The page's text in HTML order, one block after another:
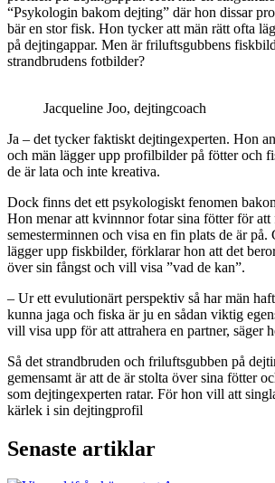
“Psykologin bakom dejting” där hon dissar
bär en stor fisk. Hon tycker att män rätt ofta
på dejtingappar. Men är friluftsgubbens
strandbrudens fotbilder?
Jacqueline Joo, dejtingcoach
Ja – det tycker faktiskt dejtingexperten. Hon
och män lägger upp profilbilder på fötter och
de är lata och inte kreativa.
Dock finns det ett psykologiskt fenomen
Hon menar att kvinnnor fotar sina fötter för att
semesterminnen och visa en fin plats de är på.
lägger upp fiskbilder, förklarar hon att det
över sin fångst och vill visa ”vad de kan”.
– Ur ett evulutionärt perspektiv så har män
kunna jaga och fiska är ju en sådan viktig
vill visa upp för att attrahera en partner, säger
Så det strandbruden och friluftsgubben på
gemensamt är att de är stolta över sina fötter
som dejtingexperten ratar. För hon vill att
kärlek i sin dejtingprofil
Senaste artiklar